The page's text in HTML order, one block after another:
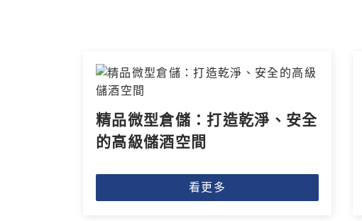
精品微型倉儲：打造乾淨、安全
的高級儲酒空間
看更多